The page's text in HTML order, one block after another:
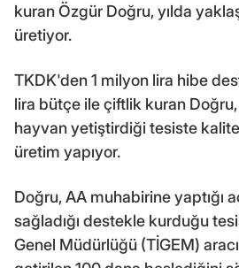
kuran Özgür Doğru, yılda
üretiyor.
TKDK'den 1 milyon lira hibe
lira bütçe ile çiftlik kuran
hayvan yetiştirdiği tesiste
üretim yapıyor.
Doğru, AA muhabirine yaptığı
sağladığı destekle kurduğu
Genel Müdürlüğü (TİGEM)